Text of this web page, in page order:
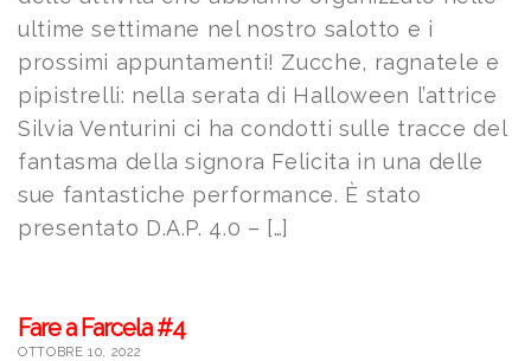
ultime settimane nel nostro salotto e i
prossimi appuntamenti! Zucche, ragnatele e
pipistrelli: nella serata di Halloween l’attrice
Silvia Venturini ci ha condotti sulle tracce del
fantasma della signora Felicita in una delle
sue fantastiche performance. È stato
presentato D.A.P. 4.0 – […]
Fare a Farcela #4
OTTOBRE 10, 2022